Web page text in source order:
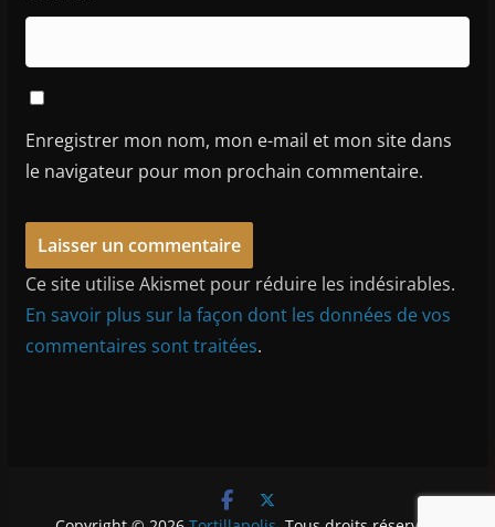
Enregistrer mon nom, mon e-mail et mon site dans
le navigateur pour mon prochain commentaire.
Ce site utilise Akismet pour réduire les indésirables.
En savoir plus sur la façon dont les données de vos
commentaires sont traitées.